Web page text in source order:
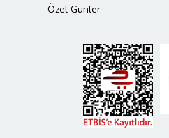
Özel Günler